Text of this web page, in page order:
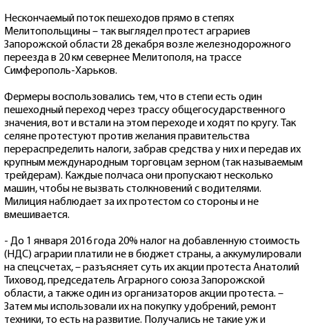
Нескончаемый поток пешеходов прямо в степях
Мелитопольщины – так выглядел протест аграриев
Запорожской области 28 декабря возле железнодорожного
переезда в 20 км севернее Мелитополя, на трассе
Симферополь-Харьков.
Фермеры воспользовались тем, что в степи есть один
пешеходный переход через трассу общегосударственного
значения, вот и встали на этом переходе и ходят по кругу. Так
селяне протестуют против желания правительства
перераспределить налоги, забрав средства у них и передав их
крупным международным торговцам зерном (так называемым
трейдерам). Каждые полчаса они пропускают несколько
машин, чтобы не вызвать столкновений с водителями.
Милиция наблюдает за их протестом со стороны и не
вмешивается.
- До 1 января 2016 года 20% налог на добавленную стоимость
(НДС) аграрии платили не в бюджет страны, а аккумулировали
на спецсчетах, – разъясняет суть их акции протеста Анатолий
Тиховод, председатель Аграрного союза Запорожской
области, а также один из организаторов акции протеста. –
Затем мы использовали их на покупку удобрений, ремонт
техники, то есть на развитие. Получались не такие уж и